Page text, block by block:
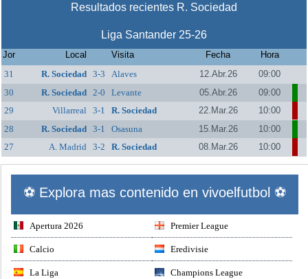
Resultados recientes R. Sociedad
Liga Santander 25-26
Jor Local Visita Fecha
Hora
31
R. Sociedad 3-3 Alaves 12.Abr.26
09:00
30
R. Sociedad 2-0 Levante 05.Abr.26
09:00
29
Villarreal 3-1 R. Sociedad 22.Mar.26
10:00
28
R. Sociedad 3-1 Osasuna 15.Mar.26
10:00
27
A. Madrid 3-2 R. Sociedad 08.Mar.26 10:00
⚽ Explora mas contenido en vivoelfutbol ⚽
Apertura 2026 Premier League
Calcio Eredivisie
La Liga Champions League